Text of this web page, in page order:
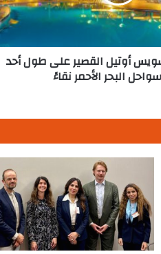
أوتيل القصير على طول أحد
البحر الأحمر نقاءً